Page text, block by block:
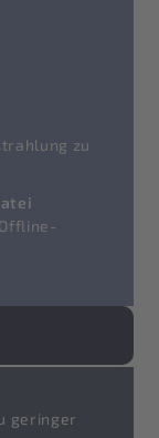
zu
geringer